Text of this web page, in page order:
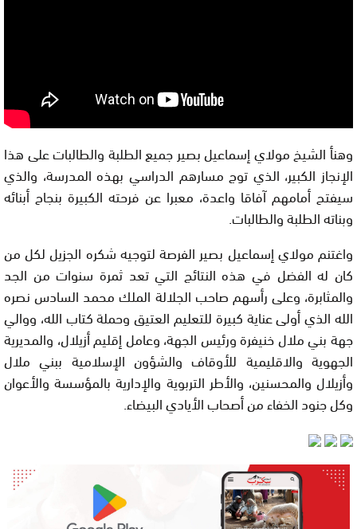
وهنأ الشيخ مولاي إسماعيل بصير جميع الطلبة والطالبات على هذا
الإنجاز الكبير، الذي توج مسارهم الدراسي بهذه المدرسة، والذي
سيفتح أمامهم آفاقا واعدة، معبرا عن فرحته الكبيرة بنجاح أبنائه
وبناته الطلبة والطالبات.
واغتنم مولاي إسماعيل بصير الفرصة لتوجيه شكره الجزيل لكل من
كان له الفضل في هذه النتائج التي تعد ثمرة سنوات من الجد
والمثابرة، وعلى رأسهم صاحب الجلالة الملك محمد السادس نصره
الله الذي أولى عناية كبيرة للتعليم العتيق وحملة كتاب الله، ووالي
جهة بني ملال خنيفرة ورئيس الجهة، وعامل إقليم أزيلال، والمديرية
الجهوية والاقليمية للأوقاف والشؤون الإسلامية ببني ملال
وأزيلال والمحسنين، والأطر التربوية والإدارية بالمؤسسة والأعوان
وكل جنود الخفاء من أصحاب الأيادي البيضاء.